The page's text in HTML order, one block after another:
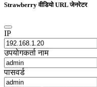
Strawberry वीडियो URL जेनरेटर
IP
उपयोगकर्ता नाम
पासवर्ड